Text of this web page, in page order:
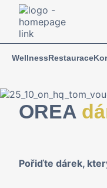
WellnessRestaurace
OREA
Pořiďte dárek,